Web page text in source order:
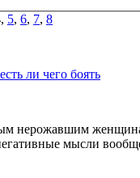
, 5, 6, 7, 8
ли чего боять
нерожавшим
мысли